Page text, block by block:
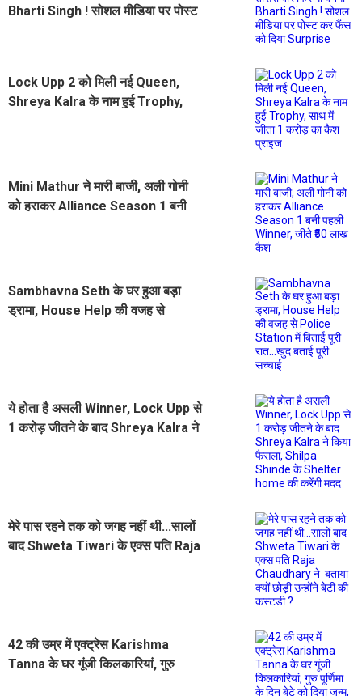
Bharti Singh ! सोशल मीडिया पर पोस्ट
Lock Upp 2 को मिली नई Queen,
Shreya Kalra के नाम हुई Trophy,
Mini Mathur ने मारी बाजी, अली गोनी
को हराकर Alliance Season 1 बनी
Sambhavna Seth के घर हुआ बड़ा
ड्रामा, House Help की वजह से
ये होता है असली Winner, Lock Upp से
1 करोड़ जीतने के बाद Shreya Kalra ने
मेरे पास रहने तक को जगह नहीं थी...सालों
बाद Shweta Tiwari के एक्स पति Raja
42 की उम्र में एक्ट्रेस Karishma
Tanna के घर गूंजी किलकारियां, गुरु